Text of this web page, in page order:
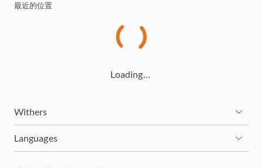
最近的位置
Loading…
Withers
Languages